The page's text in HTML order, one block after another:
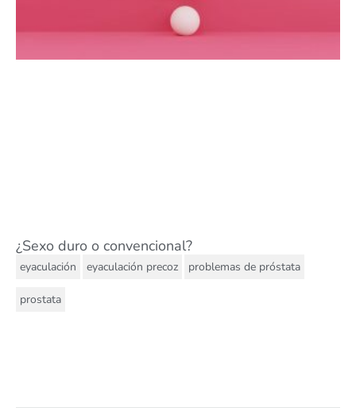
¿Sexo duro o convencional?
eyaculación eyaculación precoz problemas de próstata
prostata